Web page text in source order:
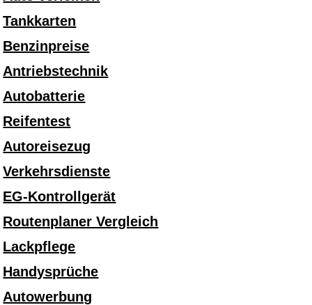
Tankkarten
Benzinpreise
Antriebstechnik
Autobatterie
Reifentest
Autoreisezug
Verkehrsdienste
EG-Kontrollgerät
Routenplaner Vergleich
Lackpflege
Handysprüche
Autowerbung